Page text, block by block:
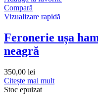
Compară
Vizualizare rapidă
Feronerie ușa
neagră
350,00 lei
Citește mai mult
Stoc epuizat